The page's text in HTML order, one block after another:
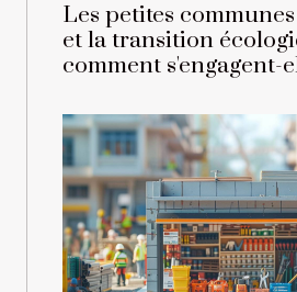
Les petites
et la transition
comment s'engagent-